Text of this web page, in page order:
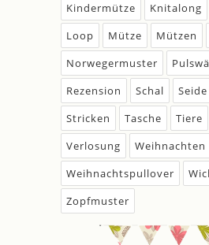
Kindermütze
Knitalong
Loop
Mütze Mützen
Norwegermuster
Rezension
Schal Seide
Stricken
Tasche Tiere
Verlosung
Weihnachten
Weihnachtspullover
Zopfmuster